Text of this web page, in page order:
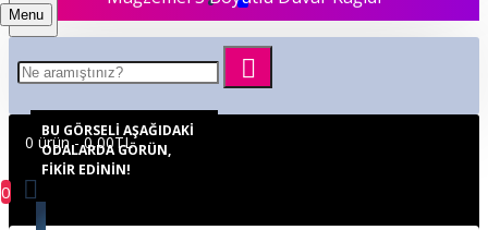
Menu
0 ürün - 0,00TL
0
BU GÖRSELI AŞAĞIDAKI
ODALARDA GÖRÜN,
FIKIR EDININ!